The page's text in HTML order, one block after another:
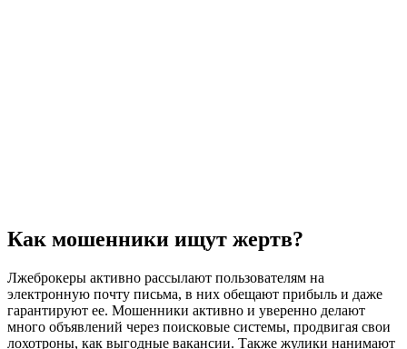
Как мошенники ищут жертв?
Лжеброкеры активно рассылают пользователям на
электронную почту письма, в них обещают прибыль и даже
гарантируют ее. Мошенники активно и уверенно делают
много объявлений через поисковые системы, продвигая свои
лохотроны, как выгодные вакансии. Также жулики нанимают